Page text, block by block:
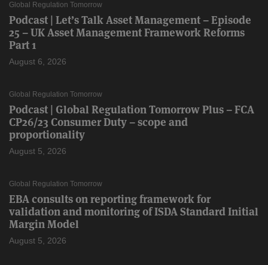
Global Regulation Tomorrow
Podcast | Let’s Talk Asset Management – Episode
25 – UK Asset Management Framework Reforms
Part 1
August 6, 2026
Global Regulation Tomorrow
Podcast | Global Regulation Tomorrow Plus – FCA
CP26/23 Consumer Duty – scope and
proportionality
August 5, 2026
Global Regulation Tomorrow
EBA consults on reporting framework for
validation and monitoring of ISDA Standard Initial
Margin Model
August 5, 2026